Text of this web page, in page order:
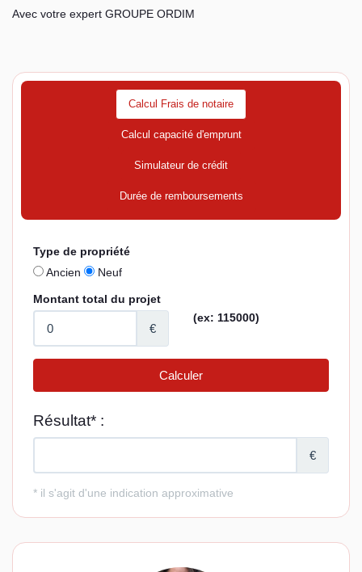
Avec votre expert GROUPE ORDIM
Calcul Frais de notaire
Calcul capacité d'emprunt
Simulateur de crédit
Durée de remboursements